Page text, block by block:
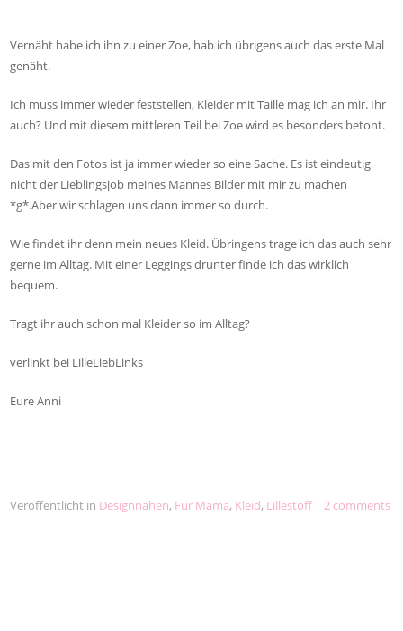
Vernäht habe ich ihn zu einer Zoe, hab ich übrigens auch das erste Mal
genäht.
Ich muss immer wieder feststellen, Kleider mit Taille mag ich an mir. Ihr
auch? Und mit diesem mittleren Teil bei Zoe wird es besonders betont.
Das mit den Fotos ist ja immer wieder so eine Sache. Es ist eindeutig
nicht der Lieblingsjob meines Mannes Bilder mit mir zu machen
*g*.Aber wir schlagen uns dann immer so durch.
Wie findet ihr denn mein neues Kleid. Übringens trage ich das auch sehr
gerne im Alltag. Mit einer Leggings drunter finde ich das wirklich
bequem.
Tragt ihr auch schon mal Kleider so im Alltag?
verlinkt bei LilleLiebLinks
Eure Anni
Veröffentlicht in Designnähen, Für Mama, Kleid, Lillestoff |2 comments